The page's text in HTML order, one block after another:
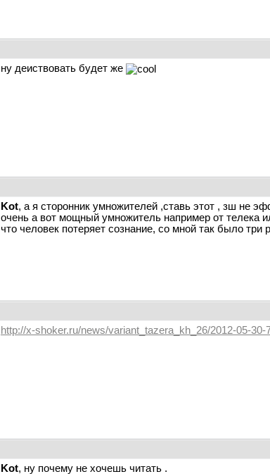
ну деиствовать будет же
Kot, а я сторонник умножителей ,ставь этот , зш не
очень а вот мощный умножитель например от телека
что человек потеряет сознание, со мной так было три
http://x-shoker.ru/news/variant_tazera_kh_26/2012-05-30-
Kot, ну почему не хочешь читать .